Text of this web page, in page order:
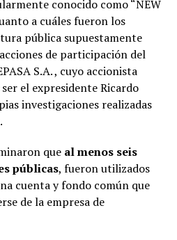
conocido como “NEW
a cuáles fueron los
pública supuestamente
de participación del
S.A. , cuyo accionista
el expresidente Ricardo
investigaciones realizadas
que al menos seis
públicas, fueron utilizados
cuenta y fondo común que
de la empresa de